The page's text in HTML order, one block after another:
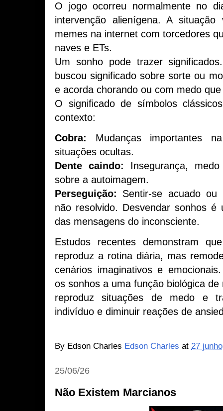
O jogo ocorreu normalmente no
intervenção alienígena. A
memes na internet com torcedores
naves e ETs.
Um sonho pode trazer
buscou significado sobre sorte ou
e acorda chorando ou com medo
O significado de símbolos
contexto:
Cobra: Mudanças importantes
situações ocultas.
Dente caindo: Insegurança,
sobre a autoimagem.
Perseguição: Sentir-se acuado
não resolvido. Desvendar sonhos é
das mensagens do inconsciente.
Estudos recentes demonstram
reproduz a rotina diária, mas
cenários imaginativos e
os sonhos a uma função biológica
reproduz situações de medo e
indivíduo e diminuir reações de
By Edson Charles Edson Charles at 27 junho
25/06/26
Não Existem Marcianos